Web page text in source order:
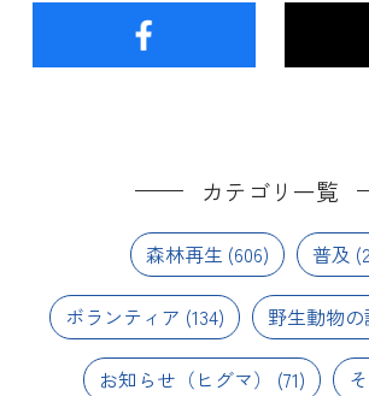
カテゴリ一覧
森林再生 (606) 普及
ボランティア (134) 野生動物
お知らせ（ヒグマ） (71)